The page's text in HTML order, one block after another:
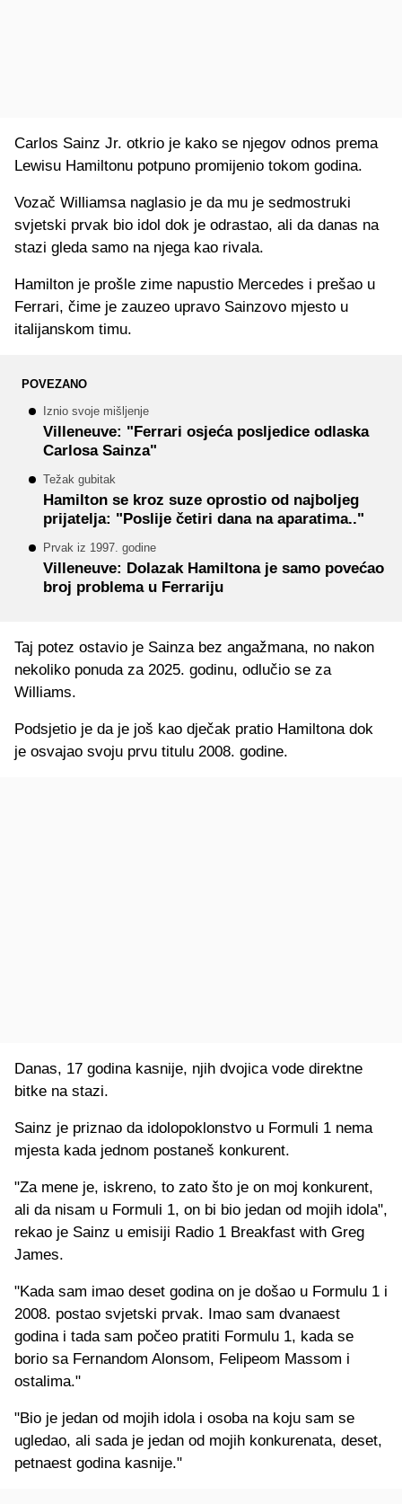
Carlos Sainz Jr. otkrio je kako se njegov odnos prema
Lewisu Hamiltonu potpuno promijenio tokom godina.
Vozač Williamsa naglasio je da mu je sedmostruki
svjetski prvak bio idol dok je odrastao, ali da danas na
stazi gleda samo na njega kao rivala.
Hamilton je prošle zime napustio Mercedes i prešao u
Ferrari, čime je zauzeo upravo Sainzovo mjesto u
italijanskom timu.
POVEZANO
Iznio svoje mišljenje
Villeneuve: "Ferrari osjeća posljedice odlaska
Carlosa Sainza"
Težak gubitak
Hamilton se kroz suze oprostio od najboljeg
prijatelja: "Poslije četiri dana na aparatima.."
Prvak iz 1997. godine
Villeneuve: Dolazak Hamiltona je samo povećao
broj problema u Ferrariju
Taj potez ostavio je Sainza bez angažmana, no nakon
nekoliko ponuda za 2025. godinu, odlučio se za
Williams.
Podsjetio je da je još kao dječak pratio Hamiltona dok
je osvajao svoju prvu titulu 2008. godine.
Danas, 17 godina kasnije, njih dvojica vode direktne
bitke na stazi.
Sainz je priznao da idolopoklonstvo u Formuli 1 nema
mjesta kada jednom postaneš konkurent.
"Za mene je, iskreno, to zato što je on moj konkurent,
ali da nisam u Formuli 1, on bi bio jedan od mojih idola",
rekao je Sainz u emisiji Radio 1 Breakfast with Greg
James.
"Kada sam imao deset godina on je došao u Formulu 1 i
2008. postao svjetski prvak. Imao sam dvanaest
godina i tada sam počeo pratiti Formulu 1, kada se
borio sa Fernandom Alonsom, Felipeom Massom i
ostalima."
"Bio je jedan od mojih idola i osoba na koju sam se
ugledao, ali sada je jedan od mojih konkurenata, deset,
petnaest godina kasnije."